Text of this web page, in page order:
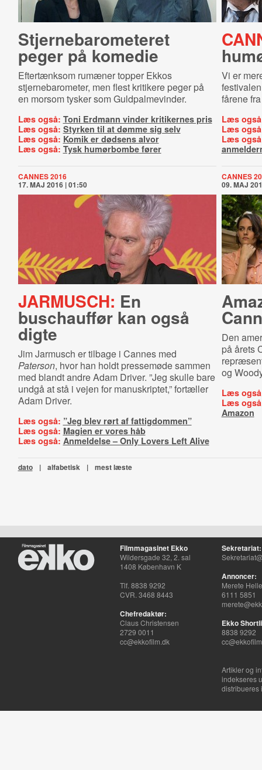
Stjer­ne­ba­ro­me­te­ret
peger på komedie
Eftertænksom rumæner topper Ekkos
stjernebarometer, men flest kritikere peger på
en morsom tysker som Guldpalmevinder.
Læs også: Toni Erdmann vinder kritikernes pris
Læs også: Styrken til at dømme sig selv
Læs også: Komik er dødsens alvor
Læs også: Tysk humørbombe fører
Vi er
fårene
Læs
Læs
Læs
CANNES 2016
17. MAJ 2016 | 01:50
JARMUSCH: En
buschauffør kan også
digte
Jim Jarmusch er tilbage i Cannes med
Paterson, hvor han holdt pressemøde sammen
med blandt andre Adam Driver. ”Jeg skulle bare
undgå at stå i vejen for manuskriptet,” fortæller
Adam Driver.
Læs også: ”Jeg blev rørt af fattigdommen”
Læs også: Magien er vores håb
Læs også: Anmeldelse – Only Lovers Left Alive
CANNES
09. MAJ
Den
på årets
og
Læs
Læs
Amazon
dato | alfabetisk | mest læste
Filmmagasinet Ekko
Wildersgade 32, 2. sal
1408 København K
Tlf. 8838 9292
CVR. 3468 8443
Chefredaktør:
Claus Christensen
2729 0011
cc@ekkofilm.dk
Sekretariat:
Annoncer:
Merete
6111 5851
Ekko
8838 9292
Artikler og
indekseres
distribueres